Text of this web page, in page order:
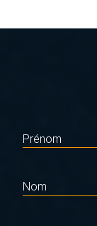
Prénom
Nom